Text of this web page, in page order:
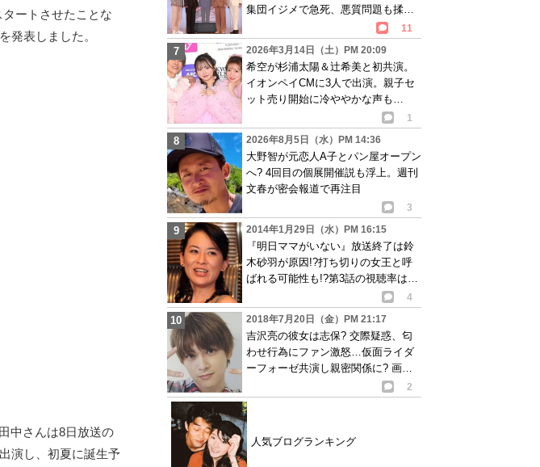
ートさせたことな
発表しました。
中さんは8日放送の
演し、初夏に誕生予
集団イジメで急死、悪質問題も揉み
11
2026年3月14日（土）PM 20:09
希空が杉浦太陽＆辻希美と初共演。
イオンペイCMに3人で出演。親子セ
ット売り開始に冷ややかな声も…
1
2026年8月5日（水）PM 14:36
大野智が元恋人A子とパン屋オープン
へ? 4回目の個展開催説も浮上。週刊
文春が密会報道で再注目
3
2014年1月29日（水）PM 16:15
『明日ママがいない』放送終了は鈴
木砂羽が原因!?打ち切りの女王と呼
ばれる可能性も!?第3話の視聴率は果
4
2018年7月20日（金）PM 21:17
吉沢亮の彼女は志保? 交際疑惑、匂
わせ行為にファン激怒…仮面ライダ
ーフォーゼ共演し親密関係に? 画像
2
人気ブログランキング